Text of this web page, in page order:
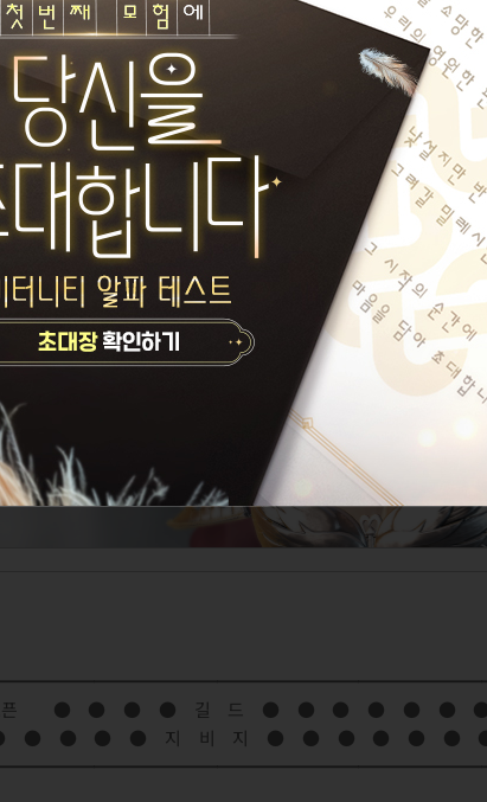
하우스 오픈 ● ● ● ● 길 드 ● ● ● ●
● ● ● ● 지 비 지 ● ● ● ● ●